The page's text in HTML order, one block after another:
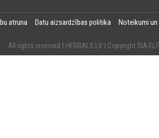
atruna Datu aizsardzības politika Noteikumi
All rights reserved | HERBALS.LV | Copyright SIA